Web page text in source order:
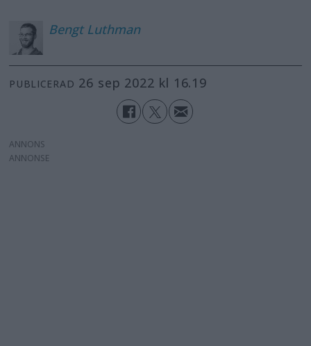
Bengt Luthman
PUBLICERAD 26 sep 2022 kl 16.19
ANNONS